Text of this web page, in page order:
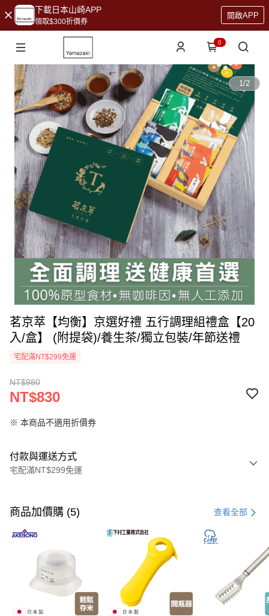
下載日本山崎APP
領取$300折價券
開啟APP
0
1/2
茗京萃【均衡】京選好禮 五行調理組禮盒【20
入/盒】 (附提袋)/養生茶/獨立包裝/年節送禮
宅配滿NT$299免運
NT$980
NT$830
※ 本商品不適用折價券
付款與運送方式
宅配滿NT$299免運
信用卡一次付款
LINE Pay
Apple Pay
悠遊付
商品加價購 (5) 查看全部